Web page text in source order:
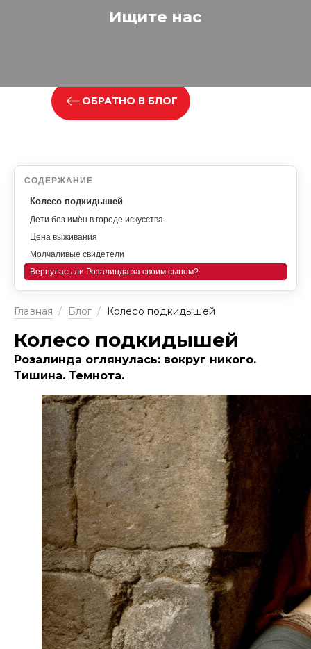
Ищите нас
ОБРАТНО В БЛОГ
СОДЕРЖАНИЕ
Колесо подкидышей
Дети без имён в городе искусства
Цена выживания
Молчаливые свидетели
Вернулась ли Розалинда за своим сыном?
Главная / Блог / Колесо подкидышей
Колесо подкидышей
Розалинда оглянулась: вокруг никого.
Тишина. Темнота.